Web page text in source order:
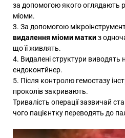
за допомогою якого оглядають
міоми.
За допомогою
видалення міоми маткиз
що її живлять.
Видалені структури виводять
ендоконтйнер.
Після контролю гемостазу
проколів закривають.
Тривалість операції зазвичай
чого пацієнтку переводять до